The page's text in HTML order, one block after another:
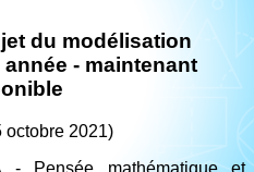
du modélisation
- maintenant
octobre 2021)
- Pensée mathématique et